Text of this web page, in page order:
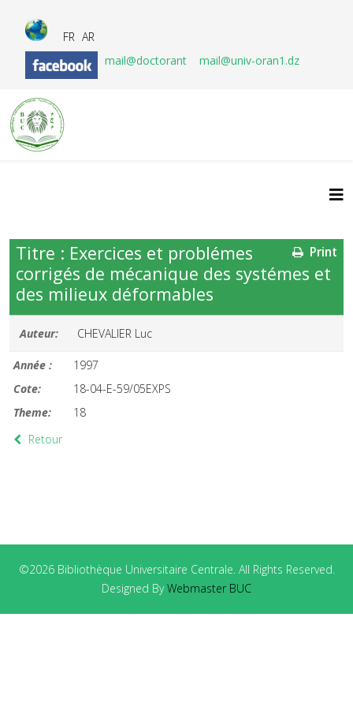
FR AR
mail@doctorant
mail@univ-oran1.dz
Print
Titre : Exercices et problémes
corrigés de mécanique des systémes et
des milieux déformables
Auteur: CHEVALIER Luc
Année :
1997
Cote:
18-04-E-59/05EXPS
Theme:
18
Retour
©2026 Bibliothèque Universitaire Centrale. All Rights Reserved.
Designed ByWebmaster BUC